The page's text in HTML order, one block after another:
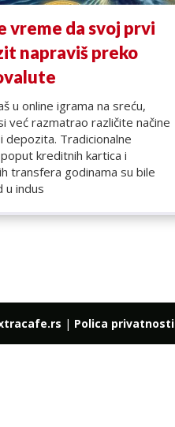
vreme da svoj prvi
napraviš preko
u online igrama na sreću,
već razmatrao različite načine
depozita. Tradicionalne
kreditnih kartica i
transfera godinama su bile
u indus
| Polica privatnosti